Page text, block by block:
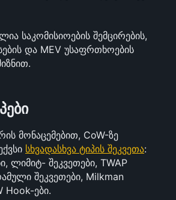
საკომისიოების შემცირების,
და MEV უსაფრთხოების
მონაცემებით, CoW-ზე
სხვადასხვა ტიპის შეკვეთა:
ლიმიტ- შეკვეთები, TWAP
შეკვეთები, Milkman
Hook-ები.